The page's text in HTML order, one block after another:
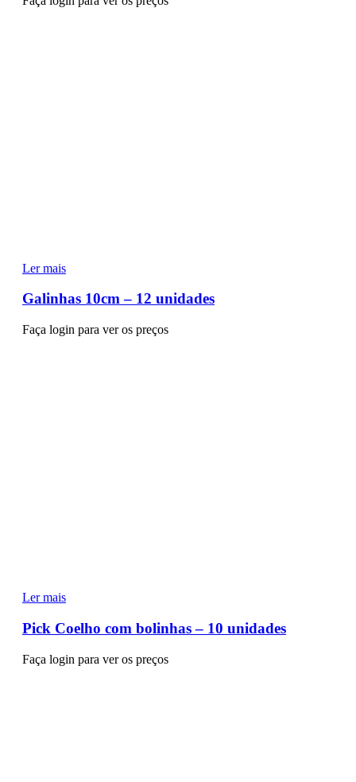
Ler mais
Galinhas 10cm – 12 unidades
Faça login para ver os preços
Ler mais
Pick Coelho com bolinhas – 10 unidades
Faça login para ver os preços